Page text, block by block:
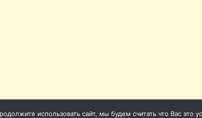
использовать сайт, мы будем считать что Вас это